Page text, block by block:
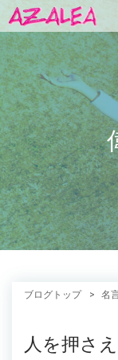
ブログトップ 名
人を押さ